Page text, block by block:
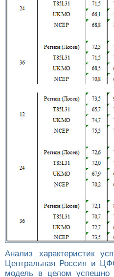
Анализ характеристик
Центральная Россия и
модель в целом успешно